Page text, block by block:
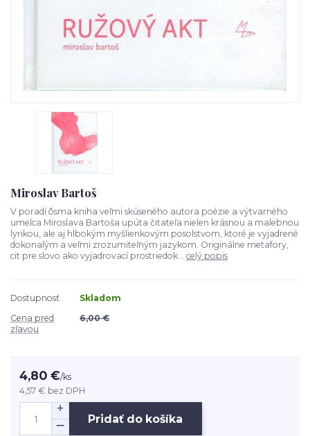
Miroslav Bartoš
V poradí ôsma kniha veľmi skúseného autora poézie a výtvarného
umelca Miroslava Bartoša upúta čitateľa nielen krásnou a malebnou
lyrikou, ale aj hlbokým myšlienkovým posolstvom, ktoré je vyjadrené
dokonalým a veľmi zrozumiteľným jazykom. Originálne metafory,
cit pre slovo ako vyjadrovací prostriedok... celý popis
Dostupnosť
Skladom
Cena pred
zľavou
6,00 €
4,80 €/ks
4,57 € bez DPH
Pridať do košíka